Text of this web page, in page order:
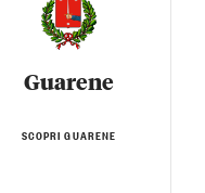
Guarene
SCOPRI GUARENE